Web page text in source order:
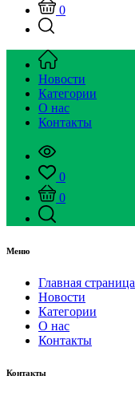
0
Новости
Категории
О нас
Контакты
0
0
Меню
Главная страница
Новости
Категории
О нас
Контакты
Контакты